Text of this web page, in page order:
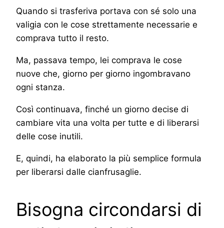
Quando si trasferiva portava con sé solo una
valigia con le cose strettamente necessarie e
comprava tutto il resto.
Ma, passava tempo, lei comprava le cose
nuove che, giorno per giorno ingombravano
ogni stanza.
Così continuava, finché un giorno decise di
cambiare vita una volta per tutte e di liberarsi
delle cose inutili.
E, quindi, ha elaborato la più semplice formula
per liberarsi dalle cianfrusaglie.
Bisogna circondarsi di